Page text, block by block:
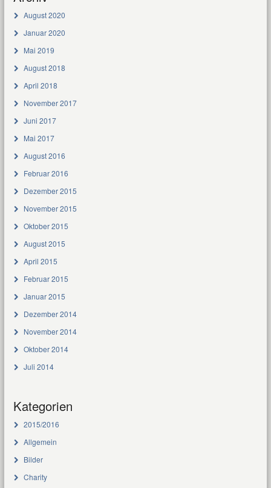
August 2020
Januar 2020
Mai 2019
August 2018
April 2018
November 2017
Juni 2017
Mai 2017
August 2016
Februar 2016
Dezember 2015
November 2015
Oktober 2015
August 2015
April 2015
Februar 2015
Januar 2015
Dezember 2014
November 2014
Oktober 2014
Juli 2014
Kategorien
2015/2016
Allgemein
Bilder
Charity